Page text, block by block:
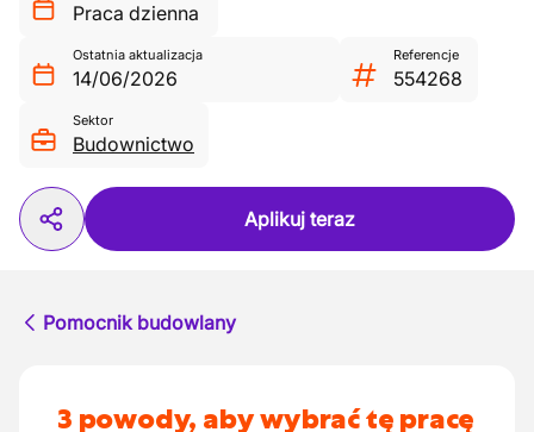
Praca dzienna
Ostatnia aktualizacja
14/06/2026
Referencje
554268
Sektor
Budownictwo
Aplikuj teraz
Pomocnik budowlany
3 powody, aby wybrać tę pracę